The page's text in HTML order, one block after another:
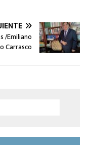
/Emiliano
Carrasco